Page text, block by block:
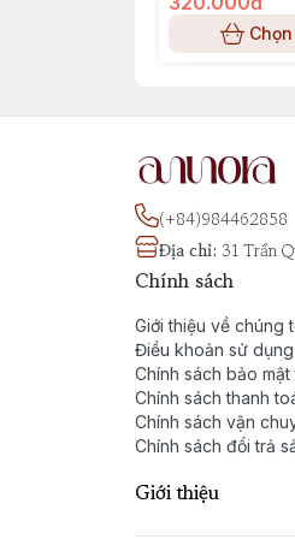
(+84)984462858
Địa chỉ: 31 Trần
Chính sách
Giới thiệu về chúng
Điều khoản sử dụng
Chính sách bảo
Chính sách thanh
Chính sách vận
Chính sách đổi trả
Giới thiệu